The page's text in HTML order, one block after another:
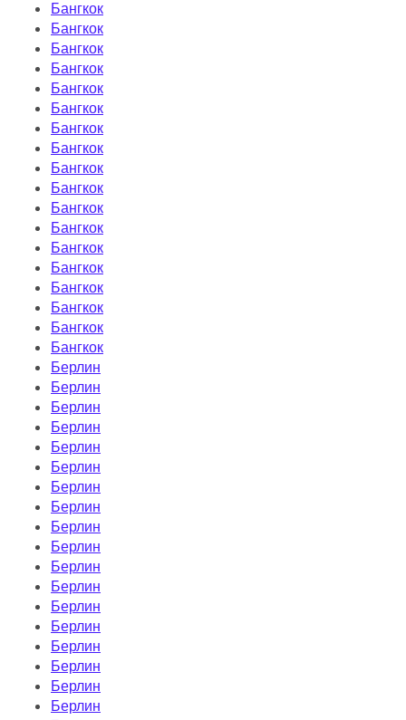
Бангкок
Бангкок
Бангкок
Бангкок
Бангкок
Бангкок
Бангкок
Бангкок
Бангкок
Бангкок
Бангкок
Бангкок
Бангкок
Бангкок
Бангкок
Бангкок
Бангкок
Бангкок
Берлин
Берлин
Берлин
Берлин
Берлин
Берлин
Берлин
Берлин
Берлин
Берлин
Берлин
Берлин
Берлин
Берлин
Берлин
Берлин
Берлин
Берлин